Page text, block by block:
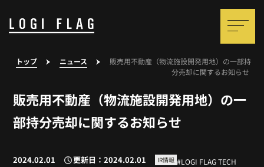
トップ ニュース
販売用不動産（物流施設開発用地）の一部持
分売却に関するお知らせ
販売用不動産（物流施設開発用地）の一
部持分売却に関するお知らせ
2024.02.01 更新日：2024.02.01 IR情報 LOGI FLAG TECH